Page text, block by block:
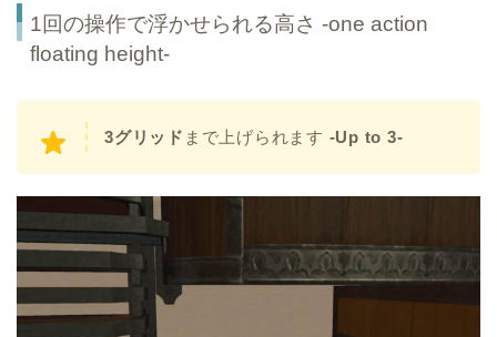
1回の操作で浮かせられる高さ -one action
floating height-
3グリッド まで上げられます -Up to 3-